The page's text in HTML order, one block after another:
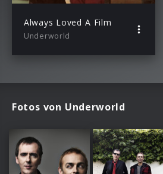
Always Loved A Film
Underworld
Fotos von Underworld